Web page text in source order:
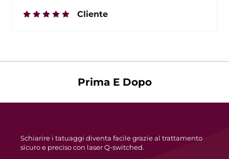
Cliente
Prima E Dopo
Schiarire i tatuaggi diventa facile grazie al trattamento
sicuro e preciso con laser Q-switched.